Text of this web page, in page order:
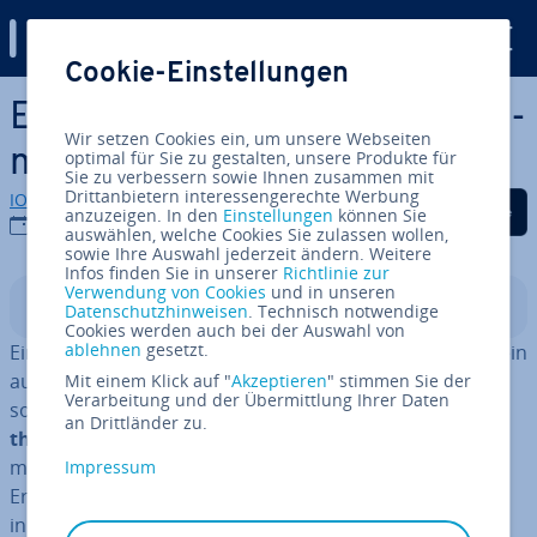
Zum Haupt­in­halt springen
Er­folg­rei­ches Pro­jekt­ma­nage­
ment: Bewährte Methoden
IONOS Redaktion
18.07.2019
Auf Facebook teilen
Auf Twitter teilen
Auf LinkedIn
In­halts­ver­zeich­nis
Ein weit­ge­spann­ter Netzplan, Kur­ven­dia­gram­me oder ein
aus­ge­feil­tes Lean-Ma­nage­ment-Konzept: Die Er­stel­lung
solcher Schau­bil­der und Pläne ist Ausdruck einer me­
tho­di­schen Her­an­ge­hens­wei­se
ment-Methoden sind ein we­sent­li­cher Schlüssel zum
Erfolg. Denn sie tragen dazu bei, dass ein Vorhaben
innerhalb eines vorher fest­ge­setz­ten Zeit­rah­mens mit
Cookie-Einstellungen
Wir setzen Cookies ein, um unsere Webseiten
optimal für Sie zu gestalten, unsere Produkte für
Sie zu verbessern sowie Ihnen zusammen mit
Drittanbietern interessengerechte Werbung
anzuzeigen. In den Einstellungen können Sie
auswählen, welche Cookies Sie zulassen wollen,
sowie Ihre Auswahl jederzeit ändern. Weitere
Infos finden Sie in unserer Richtlinie zur
Verwendung von Cookies und in unseren
Datenschutzhinweisen. Technisch notwendige
Cookies werden auch bei der Auswahl von
ablehnen gesetzt.
Mit einem Klick auf "Akzeptieren" stimmen Sie der
Verarbeitung und der Übermittlung Ihrer Daten
an Drittländer zu.
Impressum